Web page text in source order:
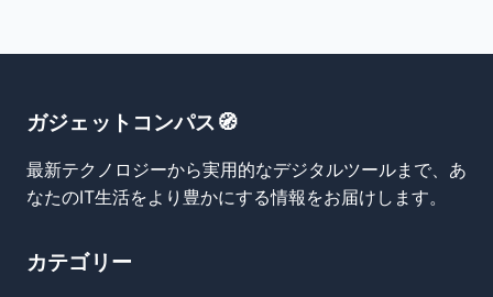
ガジェットコンパス🧭
最新テクノロジーから実用的なデジタルツールまで、あ
なたのIT生活をより豊かにする情報をお届けします。
カテゴリー